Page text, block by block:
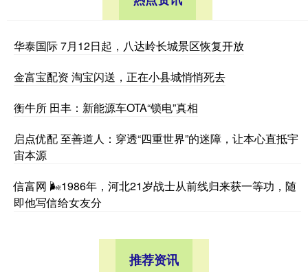
华泰国际 7月12日起，八达岭长城景区恢复开放
金富宝配资 淘宝闪送，正在小县城悄悄死去
衡牛所 田丰：新能源车OTA“锁电”真相
启点优配 至善道人：穿透“四重世界”的迷障，让本心直抵宇
宙本源
信富网 🌬1986年，河北21岁战士从前线归来获一等功，随
即他写信给女友分
推荐资讯